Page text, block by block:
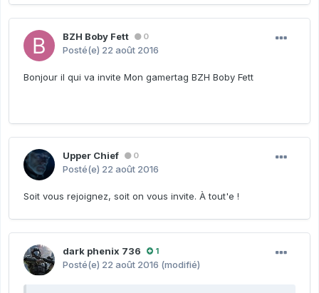
BZH Boby Fett 0
Posté(e) 22 août 2016
Bonjour il qui va invite Mon gamertag BZH Boby Fett
Upper Chief 0
Posté(e) 22 août 2016
Soit vous rejoignez, soit on vous invite. À tout'e !
dark phenix 736 1
Posté(e) 22 août 2016 (modifié)